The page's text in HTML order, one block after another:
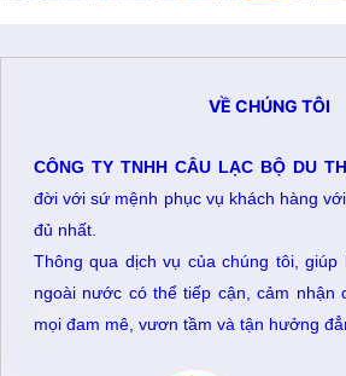
VỀ CHÚNG TÔI
CÔNG TY TNHH CÂU LẠC BỘ DU
đời với sứ mệnh phục vụ khách hàng
đủ nhất.
Thông qua dịch vụ của chúng tôi, giúp
ngoài nước có thể tiếp cận, cảm nhận
mọi đam mê, vươn tầm và tận hưởng